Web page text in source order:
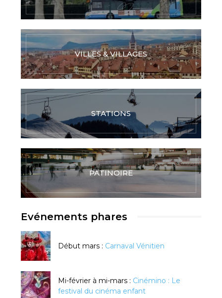
VILLES & VILLAGES
STATIONS
PATINOIRE
Evénements phares
Début mars : Carnaval Vénitien
Mi-février à mi-mars : Cinémino : Le
festival du cinéma enfant